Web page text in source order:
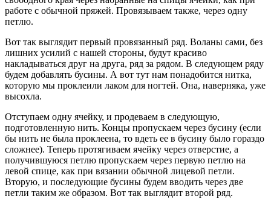
работе с обычной пряжей. Провязываем также, через одну
петлю.
Вот так выглядит первый провязанный ряд. Воланы сами, без
лишних усилий с нашей стороны, будут красиво
накладываться друг на друга, ряд за рядом. В следующем ряду
будем добавлять бусины. А вот тут нам понадобится нитка,
которую мы проклеили лаком для ногтей. Она, наверняка, уже
высохла.
Отступаем одну ячейку, и продеваем в следующую,
подготовленную нить. Концы пропускаем через бусину (если
бы нить не была проклеена, то вдеть ее в бусину было гораздо
сложнее). Теперь протягиваем ячейку через отверстие, а
получившуюся петлю пропускаем через первую петлю на
левой спице, как при вязании обычной лицевой петли.
Вторую, и последующие бусины будем вводить через две
петли таким же образом. Вот так выглядит второй ряд.